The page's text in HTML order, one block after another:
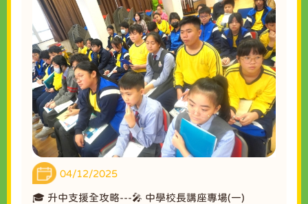
04/12/2025
🎓 升中支援全攻略---🎤 中學校長講座專場(一)